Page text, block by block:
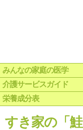
みんなの家庭の医学
介護サービスガイド
栄養成分表
すき家の「